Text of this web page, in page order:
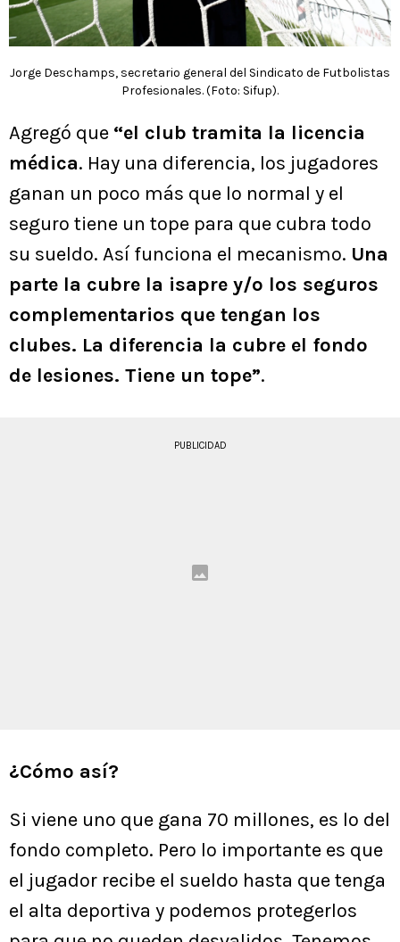
Jorge Deschamps, secretario general del Sindicato de Futbolistas
Profesionales. (Foto: Sifup).
Agregó que “el club tramita la licencia
médica. Hay una diferencia, los jugadores
ganan un poco más que lo normal y el
seguro tiene un tope para que cubra todo
su sueldo. Así funciona el mecanismo. Una
parte la cubre la isapre y/o los seguros
complementarios que tengan los
clubes. La diferencia la cubre el fondo
de lesiones. Tiene un tope”.
PUBLICIDAD
¿Cómo así?
Si viene uno que gana 70 millones, es lo del
fondo completo. Pero lo importante es que
el jugador recibe el sueldo hasta que tenga
el alta deportiva y podemos protegerlos